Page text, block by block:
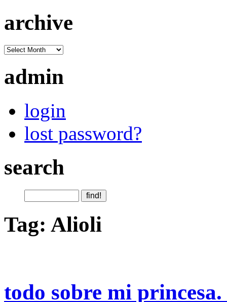
archive
admin
login
lost password?
search
Tag: Alioli
todo sobre mi